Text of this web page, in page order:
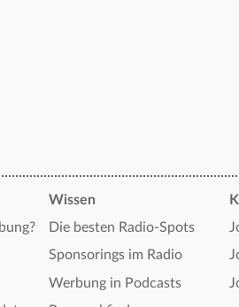
Wissen
Die besten Radio-Spots
Sponsorings im Radio
Werbung in Podcasts